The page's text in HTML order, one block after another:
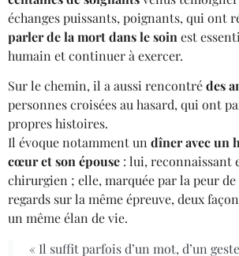
échanges puissants, poignants, qui ont
parler de la mort dans le soin est
humain et continuer à exercer.
Sur le chemin, il a aussi rencontrédes
personnes croisées au hasard, qui ont
propres histoires.
Il évoque notamment undîner avec un
cœur et son épouse : lui, reconnaissant
chirurgien ; elle, marquée par la peur
regards sur la même épreuve, deux
un même élan de vie.
« Il suffit parfois d’un mot, d’un